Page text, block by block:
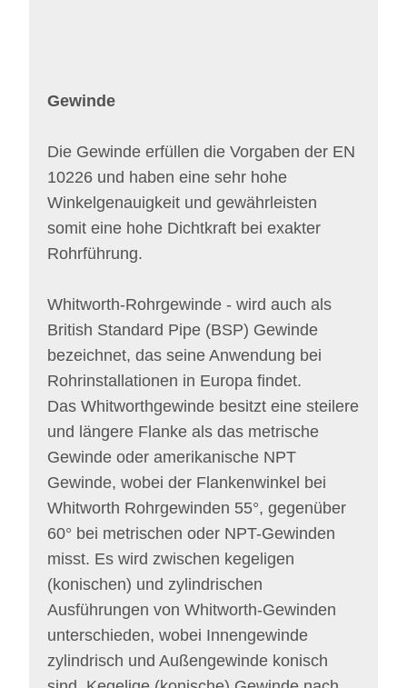
Gewinde
Die Gewinde erfüllen die Vorgaben der EN
10226 und haben eine sehr hohe
Winkelgenauigkeit und gewährleisten
somit eine hohe Dichtkraft bei exakter
Rohrführung.
Whitworth-Rohrgewinde - wird auch als
British Standard Pipe (BSP) Gewinde
bezeichnet, das seine Anwendung bei
Rohrinstallationen in Europa findet.
Das Whitworthgewinde besitzt eine steilere
und längere Flanke als das metrische
Gewinde oder amerikanische NPT
Gewinde, wobei der Flankenwinkel bei
Whitworth Rohrgewinden 55°, gegenüber
60° bei metrischen oder NPT-Gewinden
misst. Es wird zwischen kegeligen
(konischen) und zylindrischen
Ausführungen von Whitworth-Gewinden
unterschieden, wobei Innengewinde
zylindrisch und Außengewinde konisch